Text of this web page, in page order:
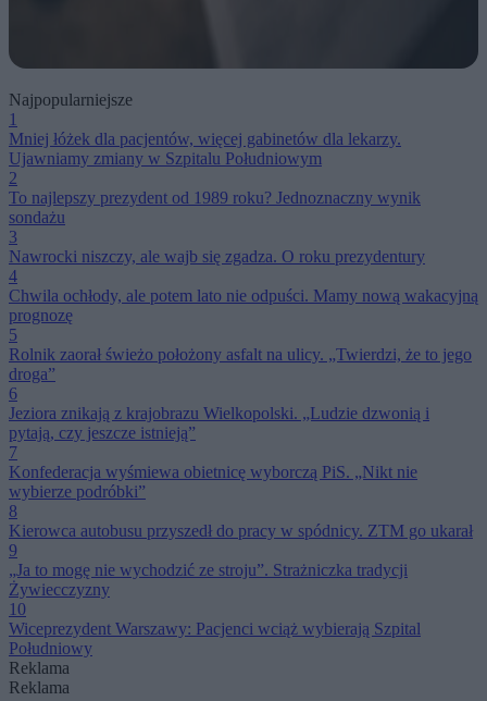
Najpopularniejsze
1
Mniej łóżek dla pacjentów, więcej gabinetów dla lekarzy.
Ujawniamy zmiany w Szpitalu Południowym
2
To najlepszy prezydent od 1989 roku? Jednoznaczny wynik
sondażu
3
Nawrocki niszczy, ale wajb się zgadza. O roku prezydentury
4
Chwila ochłody, ale potem lato nie odpuści. Mamy nową wakacyjną
prognozę
5
Rolnik zaorał świeżo położony asfalt na ulicy. „Twierdzi, że to jego
droga”
6
Jeziora znikają z krajobrazu Wielkopolski. „Ludzie dzwonią i
pytają, czy jeszcze istnieją”
7
Konfederacja wyśmiewa obietnicę wyborczą PiS. „Nikt nie
wybierze podróbki”
8
Kierowca autobusu przyszedł do pracy w spódnicy. ZTM go ukarał
9
„Ja to mogę nie wychodzić ze stroju”. Strażniczka tradycji
Żywiecczyzny
10
Wiceprezydent Warszawy: Pacjenci wciąż wybierają Szpital
Południowy
Reklama
Reklama